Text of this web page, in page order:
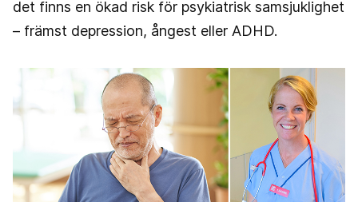
det finns en ökad risk för psykiatrisk samsjuklighet
– främst depression, ångest eller ADHD.